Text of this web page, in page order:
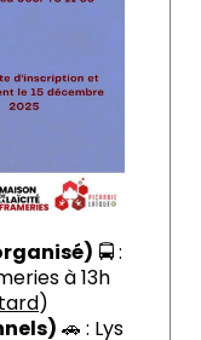
🚍 :
à 13h
)
🚗 : Lys